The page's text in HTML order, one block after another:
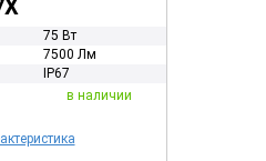
75 Вт
7500 Лм
IP67
в наличии